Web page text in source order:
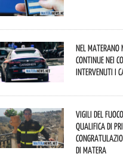
Nel materano
continue nei
Intervenuti i
Vigili del
qualifica di
di Matera